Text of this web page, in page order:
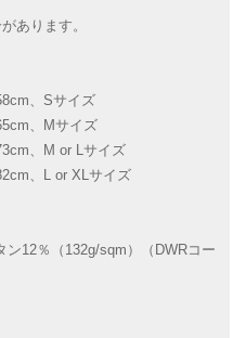
あります。
、Sサイズ
、Mサイズ
、M or Lサイズ
、L or XLサイズ
12％（132g/sqm）（DWRコー